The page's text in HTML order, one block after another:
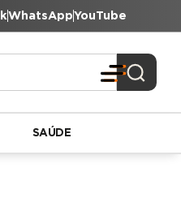
WhatsAppYouTube
SAÚDE